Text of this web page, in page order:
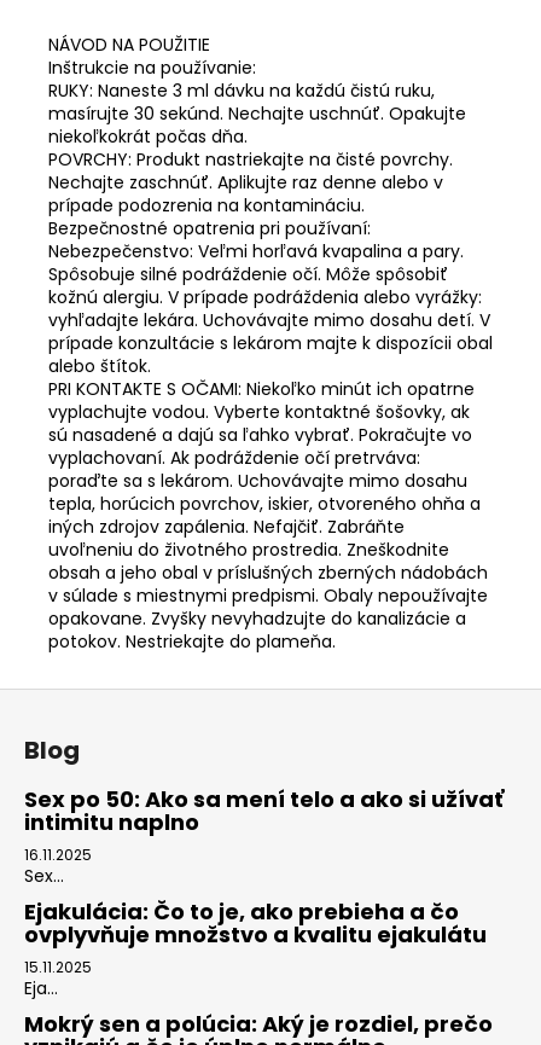
NÁVOD NA POUŽITIE
Inštrukcie na používanie:
RUKY: Naneste 3 ml dávku na každú čistú ruku,
masírujte 30 sekúnd. Nechajte uschnúť. Opakujte
niekoľkokrát počas dňa.
POVRCHY: Produkt nastriekajte na čisté povrchy.
Nechajte zaschnúť. Aplikujte raz denne alebo v
prípade podozrenia na kontamináciu.
Bezpečnostné opatrenia pri používaní:
Nebezpečenstvo: Veľmi horľavá kvapalina a pary.
Spôsobuje silné podráždenie očí. Môže spôsobiť
kožnú alergiu. V prípade podráždenia alebo vyrážky:
vyhľadajte lekára. Uchovávajte mimo dosahu detí. V
prípade konzultácie s lekárom majte k dispozícii obal
alebo štítok.
PRI KONTAKTE S OČAMI: Niekoľko minút ich opatrne
vyplachujte vodou. Vyberte kontaktné šošovky, ak
sú nasadené a dajú sa ľahko vybrať. Pokračujte vo
vyplachovaní. Ak podráždenie očí pretrváva:
poraďte sa s lekárom. Uchovávajte mimo dosahu
tepla, horúcich povrchov, iskier, otvoreného ohňa a
iných zdrojov zapálenia. Nefajčiť. Zabráňte
uvoľneniu do životného prostredia. Zneškodnite
obsah a jeho obal v príslušných zberných nádobách
v súlade s miestnymi predpismi. Obaly nepoužívajte
opakovane. Zvyšky nevyhadzujte do kanalizácie a
potokov. Nestriekajte do plameňa.
Z
Blog
Sex po 50: Ako sa mení telo a ako si užívať
intimitu naplno
16.11.2025
Sex...
Ejakulácia: Čo to je, ako prebieha a čo
ovplyvňuje množstvo a kvalitu ejakulátu
15.11.2025
Eja...
Mokrý sen a polúcia: Aký je rozdiel, prečo